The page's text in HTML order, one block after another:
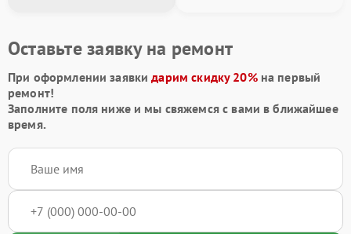
Оставьте заявку на ремонт
При оформлении заявкидарим скидку 20%на первый
ремонт!
Заполните поля ниже и мы свяжемся с вами в ближайшее
время.